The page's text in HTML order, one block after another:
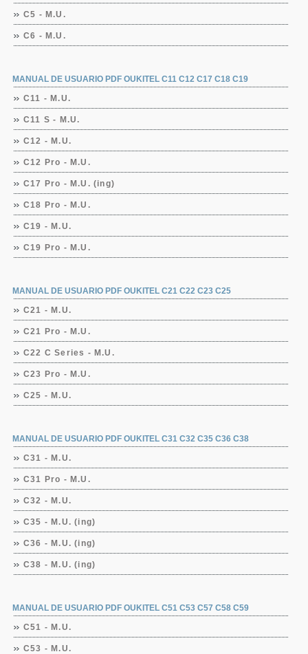
C5 - M.U.
C6 - M.U.
MANUAL DE USUARIO PDF OUKITEL C11 C12 C17 C18 C19
C11 - M.U.
C11 S - M.U.
C12 - M.U.
C12 Pro - M.U.
C17 Pro - M.U. (ing)
C18 Pro - M.U.
C19 - M.U.
C19 Pro - M.U.
MANUAL DE USUARIO PDF OUKITEL C21 C22 C23 C25
C21 - M.U.
C21 Pro - M.U.
C22 C Series - M.U.
C23 Pro - M.U.
C25 - M.U.
MANUAL DE USUARIO PDF OUKITEL C31 C32 C35 C36 C38
C31 - M.U.
C31 Pro - M.U.
C32 - M.U.
C35 - M.U. (ing)
C36 - M.U. (ing)
C38 - M.U. (ing)
MANUAL DE USUARIO PDF OUKITEL C51 C53 C57 C58 C59
C51 - M.U.
C53 - M.U.